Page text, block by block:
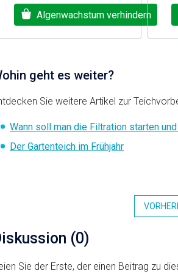
Algenwachstum verhindern
geht es weiter?
Sie weitere Artikel zur
Wann soll man die Filtration starten
Der Gartenteich im Frühjahr
(0)
Sie der Erste, der einen Beitrag zu